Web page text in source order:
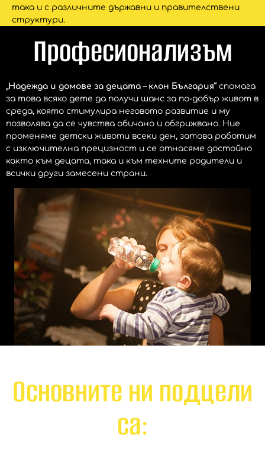
така и с различните държавни и правителствени
структури.
Професионализъм
„Надежда и домове за децата – клон България“ спомага
за това всяко дете да получи шанс за по-добър живот в
среда, която стимулира неговото развитие и му
позволява да се чувства обичано и обгрижвано. Ние
променяме детски животи всеки ден, затова работим
с изключителна прецизност и се отнасяме достойно
както към децата, така и към техните родители и
всички други замесени страни.
Основните ни подцели
са: